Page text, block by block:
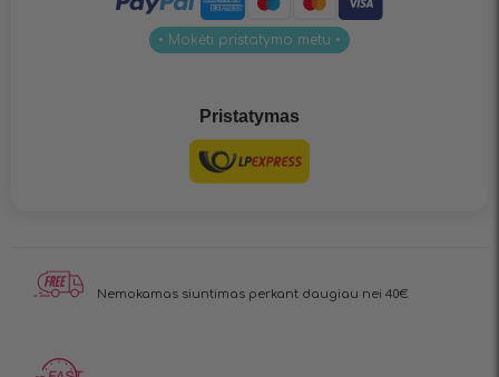
• Mokėti pristatymo metu •
Pristatymas
Nemokamas siuntimas perkant daugiau nei 40€